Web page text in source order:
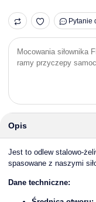
Pytanie
Mocowania siłownika
ramy przyczepy
Opis
Jest to odlew stalowo-
spasowane z naszymi
Dane techniczne: